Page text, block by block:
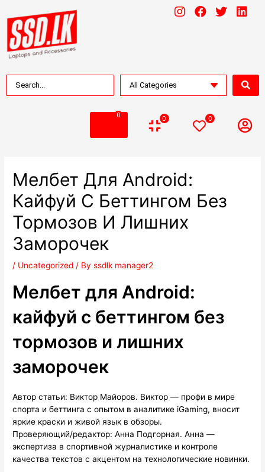
0 0 0
Мелбет Для Android:
Кайфуй С Беттингом Без
Тормозов И Лишних
Заморочек
/ Uncategorized / Byssdlk manager2
Мелбет для Android:
кайфуй с беттингом без
тормозов и лишних
заморочек
Автор статьи: Виктор Майоров. Виктор — профи в мире
спорта и беттинга с опытом в аналитике iGaming, вносит
яркие краски и живой язык в обзоры.
Проверяющий/редактор:Анна Подгорная. Анна —
экспертиза в спортивной журналистике и контроле
качества текстов с акцентом на технологические новинки.